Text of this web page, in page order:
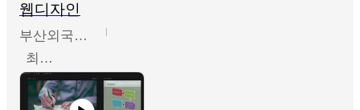
웹디자인
부산외국어대학교
최진오